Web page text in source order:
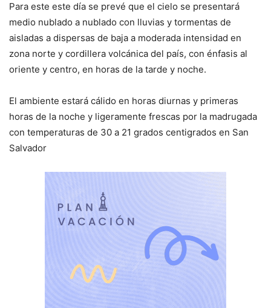
Para este este día se prevé que el cielo se presentará
medio nublado a nublado con lluvias y tormentas de
aisladas a dispersas de baja a moderada intensidad en
zona norte y cordillera volcánica del país, con énfasis al
oriente y centro, en horas de la tarde y noche.
El ambiente estará cálido en horas diurnas y primeras
horas de la noche y ligeramente frescas por la madrugada
con temperaturas de 30 a 21 grados centigrados en San
Salvador